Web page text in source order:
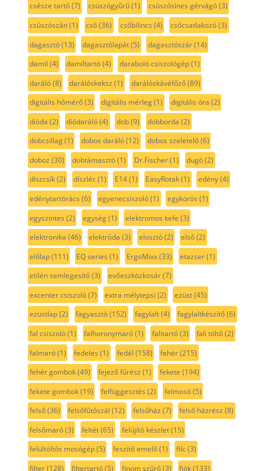
csésze tartó(7) csúszógyűrű(1) csúszósines gérvágó(3)
csúszószán(1) cső(36) csőbilincs (4) csőcsatlakozó(3)
dagasztó(13) dagasztólapát(5) dagasztószár(14)
damil (4) damiltartó(4) daraboló csiszológép(1)
daráló(8) darálóskeksz (1) darálóskávéfőző(89)
digitális hőmérő(3) digitális mérleg(1) digitális óra (2)
dióda (2) diódaráló(4) dob(9) dobborda (2)
dobcsillag(1) dobos daráló(12) dobos szeletelő(6)
doboz (30) dobtámasztó(1) Dr.Fischer(1) dugó(2)
díszcsík(2) díszléc(1) E14(1) EasyRotak(1) edény(4)
edénytartórács (6) egyenecsiszoló(1) egykörös (1)
egyszintes (2) egység(1) elektromos kefe (3)
elektronika (46) elektróda (3) elosztó(2) első(2)
előlap(111) EQ series (1) ErgoMixx(33) etazser(1)
etilén semlegesítő(3) evőeszközkosár(7)
excenter csiszoló(7) extra mélytepsi (2) ezüst(45)
ezüstlap(2) fagyasztó(152) fagylalt(4) fagylaltkészítő(6)
fal csiszoló(1) falhoronymaró(1) falitartó(3) fali töltő(2)
falmaró(1) fedeles (1) fedél (158) fehér(215)
fehér gombok(49) fejező fűrész (1) fekete (194)
fekete gombok(19) felfüggesztés (2) felmosó(5)
felső(36) felsőfűtőszál (12) felsőház (7) felső házrész (8)
felsőmaró(3) feltét(65) felújító készlet(15)
felültöltős mosógép(5) feszítő emelő(1) filc(3)
filter(128) filtertartó(5) finom szűrő(3) fiók(133)